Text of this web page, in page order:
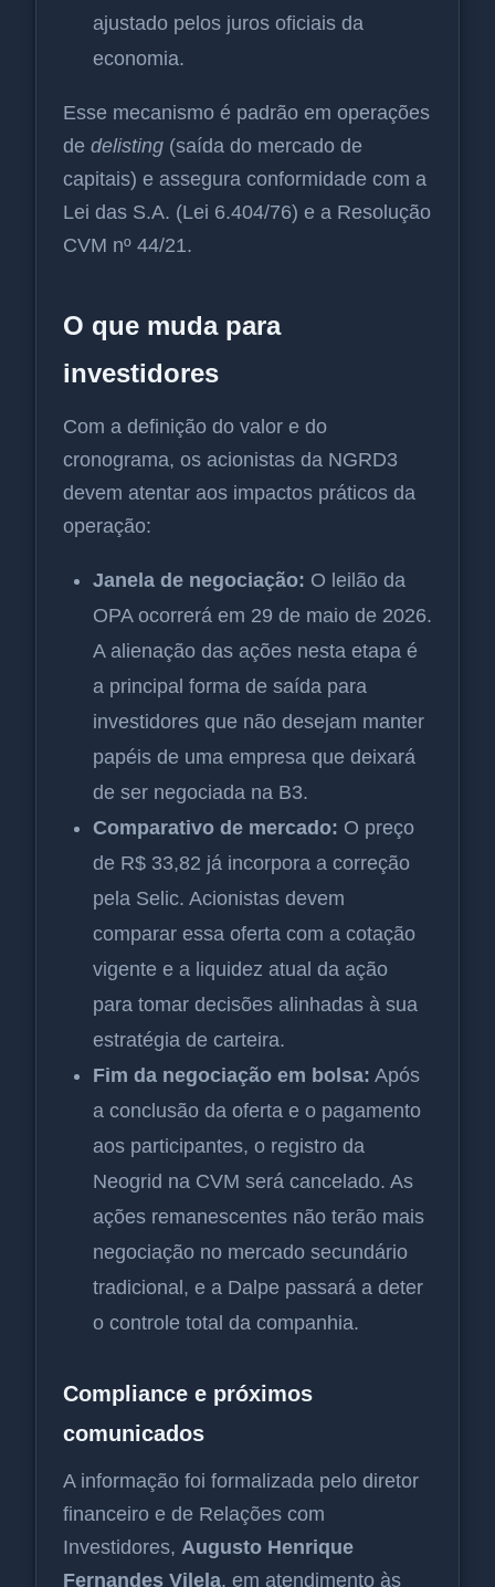
ajustado pelos juros oficiais da
economia.
Esse mecanismo é padrão em operações
de delisting (saída do mercado de
capitais) e assegura conformidade com a
Lei das S.A. (Lei 6.404/76) e a Resolução
CVM nº 44/21.
O que muda para
investidores
Com a definição do valor e do
cronograma, os acionistas da NGRD3
devem atentar aos impactos práticos da
operação:
Janela de negociação: O leilão da
OPA ocorrerá em 29 de maio de 2026.
A alienação das ações nesta etapa é
a principal forma de saída para
investidores que não desejam manter
papéis de uma empresa que deixará
de ser negociada na B3.
Comparativo de mercado: O preço
de R$ 33,82 já incorpora a correção
pela Selic. Acionistas devem
comparar essa oferta com a cotação
vigente e a liquidez atual da ação
para tomar decisões alinhadas à sua
estratégia de carteira.
Fim da negociação em bolsa: Após
a conclusão da oferta e o pagamento
aos participantes, o registro da
Neogrid na CVM será cancelado. As
ações remanescentes não terão mais
negociação no mercado secundário
tradicional, e a Dalpe passará a deter
o controle total da companhia.
Compliance e próximos
comunicados
A informação foi formalizada pelo diretor
financeiro e de Relações com
Investidores, Augusto Henrique
Fernandes Vilela, em atendimento às